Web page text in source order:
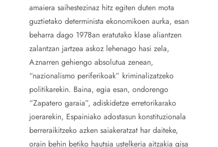
amaiera saihestezinaz hitz egiten duten mota
guztietako determinista ekonomikoen aurka, esan
beharra dago 1978an eratutako klase aliantzen
zalantzan jartzea askoz lehenago hasi zela,
Aznarren gehiengo absolutua zenean,
“nazionalismo periferikoak” kriminalizatzeko
politikarekin. Baina, egia esan, ondorengo
“Zapatero garaia”, adiskidetze erretorikarako
joerarekin, Espainiako adostasun konstituzionala
berreraikitzeko azken saiakeratzat har daiteke,
orain behin betiko hautsia ustelkeria aitzakia gisa